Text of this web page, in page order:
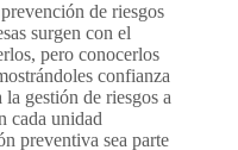
de riesgos
surgen con el
pero conocerlos
confianza
gestión de riesgos a
cada unidad
preventiva sea parte